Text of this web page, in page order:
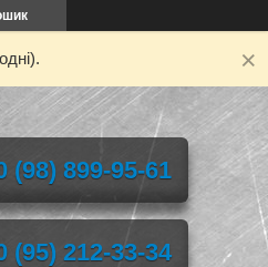
(98) 899-95-61
(95) 212-33-34